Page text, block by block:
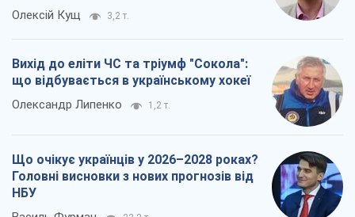
Олексій Кущ 3,2 т.
Вихід до еліти ЧС та тріумф "Сокола":
що відбувається в українському хокеї
Олександр Липенко 1,2 т.
Що очікує українців у 2026–2028 роках?
Головні висновки з нових прогнозів від
НБУ